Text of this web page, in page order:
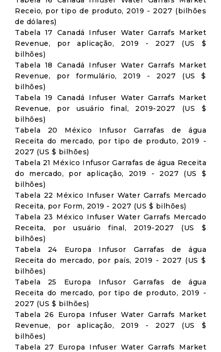
Receio, por tipo de produto, 2019 - 2027 (bilhões
de dólares)
Tabela 17 Canadá Infuser Water Garrafs Market
Revenue, por aplicação, 2019 - 2027 (US $
bilhões)
Tabela 18 Canadá Infuser Water Garrafs Market
Revenue, por formulário, 2019 - 2027 (US $
bilhões)
Tabela 19 Canadá Infuser Water Garrafs Market
Revenue, por usuário final, 2019-2027 (US $
bilhões)
Tabela 20 México Infusor Garrafas de água
Receita do mercado, por tipo de produto, 2019 -
2027 (US $ bilhões)
Tabela 21 México Infusor Garrafas de água Receita
do mercado, por aplicação, 2019 - 2027 (US $
bilhões)
Tabela 22 México Infuser Water Garrafs Mercado
Receita, por Form, 2019 - 2027 (US $ bilhões)
Tabela 23 México Infuser Water Garrafs Mercado
Receita, por usuário final, 2019-2027 (US $
bilhões)
Tabela 24 Europa Infusor Garrafas de água
Receita do mercado, por país, 2019 - 2027 (US $
bilhões)
Tabela 25 Europa Infusor Garrafas de água
Receita do mercado, por tipo de produto, 2019 -
2027 (US $ bilhões)
Tabela 26 Europa Infuser Water Garrafs Market
Revenue, por aplicação, 2019 - 2027 (US $
bilhões)
Tabela 27 Europa Infuser Water Garrafs Market